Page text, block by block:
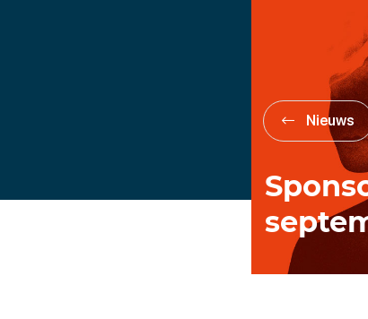
Nieuws